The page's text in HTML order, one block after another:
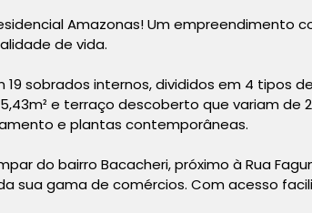
Amazonas! Um empreendimento
de vida.
19 sobrados internos, divididos em 4 tipos
e terraço descoberto que variam de
e plantas contemporâneas.
do bairro Bacacheri, próximo à Rua
sua gama de comércios. Com acesso